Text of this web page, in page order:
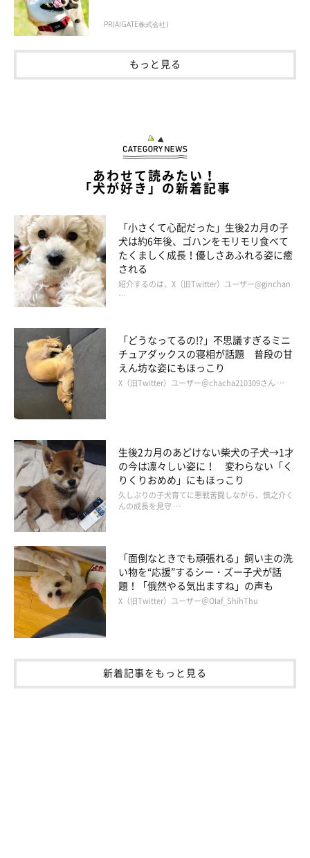
PR(AIGATE株式会社)
もっと見る
あわせて読みたい！
「犬が好き」の新着記事
「小さくて心配だった」生後2カ月の子
犬は約6年後、ゴハンをモリモリ食べて
たくましく成長！優しさあふれる姿に癒
される
紹介するのは、X（旧Twitter）ユーザー@ginchan
…
「どうなってるの!?」不思議すぎるミニ
チュアダックスの寝相が話題 普段の甘
えん坊な姿にもほっこり
X（旧Twitter）ユーザー＠chacha210309さん …
生後2カ月のあどけない柴犬の子犬→1才
の今は凛々しい姿に！ 変わらない「く
りくりおめめ」にもほっこり
久しぶりの子犬育てに悪戦苦闘しながら、慎之介く
んの成長を見守 …
「面倒なときでも頑張れる」飼い主の洗
い物を“応援”するシー・ズー子犬が話
題！「俄然やる気出ますね」の声も
X（旧Twitter）ユーザー＠Olaf_ShihThu
新着記事をもっと見る